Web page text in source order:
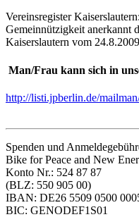
Vereinsregister
Gemeinnützigkeit anerkannt
Kaiserslautern vom 24.8.2009
Man/Frau kann sich in
http://listi.jpberlin.de/
Spenden und
Bike for Peace and New
Konto Nr.: 524 87 87
(BLZ: 550 905 00)
IBAN: DE26 5509 0500
BIC: GENODEF1S01